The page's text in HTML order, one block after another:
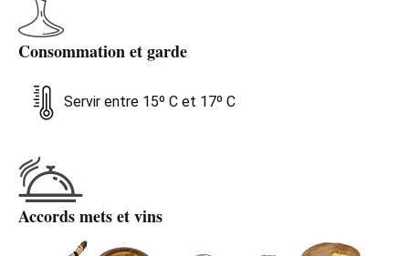
Consommation et garde
Servir entre 15º C et 17º C
Accords mets et vins